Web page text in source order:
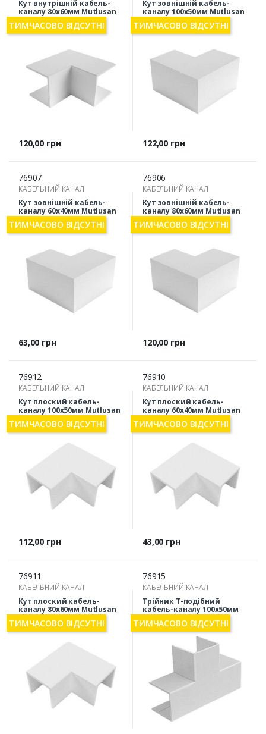
Кут внутрішній кабель-
каналу 80х60мм Mutlusan
54-37-84
Ціна
120,00 грн
ТИМЧАСОВО ВІДСУТНІ
Кут зовнішній кабель-
каналу 100х50мм Mutlusan
54-38-28
Ціна
122,00 грн
ТИМЧАСОВО ВІДСУТНІ
76907
КАБЕЛЬНИЙ КАНАЛ
Кут зовнішній кабель-
каналу 60х40мм Mutlusan
54-38-16
Ціна
63,00 грн
ТИМЧАСОВО ВІДСУТНІ
76906
КАБЕЛЬНИЙ КАНАЛ
Кут зовнішній кабель-
каналу 80х60мм Mutlusan
54-38-22
Ціна
120,00 грн
ТИМЧАСОВО ВІДСУТНІ
76912
КАБЕЛЬНИЙ КАНАЛ
Кут плоский кабель-
каналу 100х50мм Mutlusan
54-38-59-1
Ціна
112,00 грн
ТИМЧАСОВО ВІДСУТНІ
76910
КАБЕЛЬНИЙ КАНАЛ
Кут плоский кабель-
каналу 60х40мм Mutlusan
54-38-48
Ціна
43,00 грн
ТИМЧАСОВО ВІДСУТНІ
76911
КАБЕЛЬНИЙ КАНАЛ
Кут плоский кабель-
каналу 80х60мм Mutlusan
54-38-54
ТИМЧАСОВО ВІДСУТНІ
76915
КАБЕЛЬНИЙ КАНАЛ
Трійник Т-подібний
кабель-каналу 100х50мм
Mutlusan 54-38-91
ТИМЧАСОВО ВІДСУТНІ